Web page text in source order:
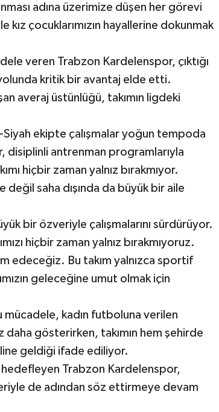
adına üzerimize düşen her görevi
çocuklarımızın hayallerine dokunmak
veren Trabzon Kardelenspor, çıktığı
kritik bir avantaj elde etti.
averaj üstünlüğü, takımın ligdeki
Siyah ekipte çalışmalar yoğun tempoda
antrenman programlarıyla
hiçbir zaman yalnız bırakmıyor.
değil saha dışında da büyük bir aile
bir özveriyle çalışmalarını sürdürüyor.
hiçbir zaman yalnız bırakmıyoruz.
edeceğiz. Bu takım yalnızca sportif
geleceğine umut olmak için
kadın futboluna verilen
gösterirken, takımın hem şehirde
geldiği ifade ediliyor.
hedefleyen Trabzon Kardelenspor,
de adından söz ettirmeye devam